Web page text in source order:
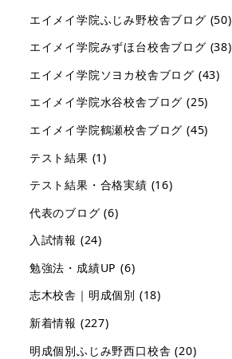
エイメイ学院ふじみ野校舎ブログ (50)
エイメイ学院みずほ台校舎ブログ (38)
エイメイ学院ソヨカ校舎ブログ (43)
エイメイ学院水谷校舎ブログ (25)
エイメイ学院鶴瀬校舎ブログ (45)
テスト結果 (1)
テスト結果・合格実績 (16)
代表のブログ (6)
入試情報 (24)
勉強法・成績UP (6)
志木校舎｜明成個別 (18)
新着情報 (227)
明成個別ふじみ野西口校舎 (20)